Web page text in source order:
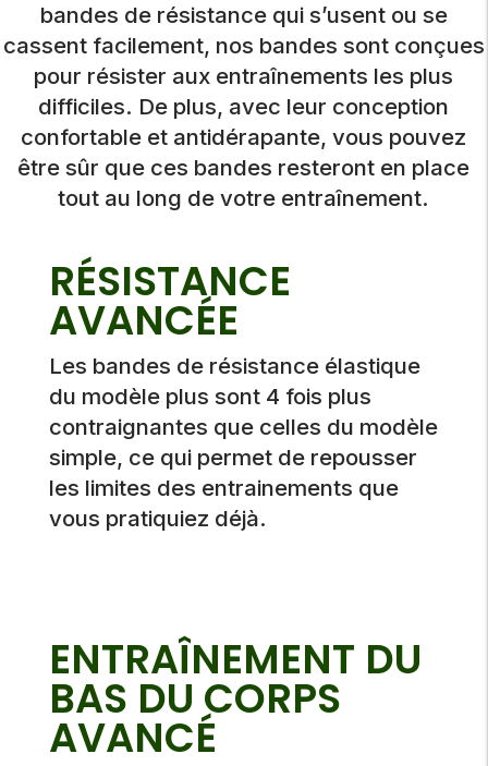
bandes de résistance qui s’usent ou se
cassent facilement, nos bandes sont conçues
pour résister aux entraînements les plus
difficiles. De plus, avec leur conception
confortable et antidérapante, vous pouvez
être sûr que ces bandes resteront en place
tout au long de votre entraînement.
RÉSISTANCE
AVANCÉE
Les bandes de résistance élastique
du modèle plus sont 4 fois plus
contraignantes que celles du modèle
simple, ce qui permet de repousser
les limites des entrainements que
vous pratiquiez déjà.
ENTRAÎNEMENT DU
BAS DU CORPS
AVANCÉ